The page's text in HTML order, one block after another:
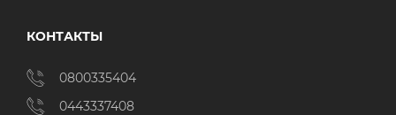
КОНТАКТЫ
0800335404
0443337408